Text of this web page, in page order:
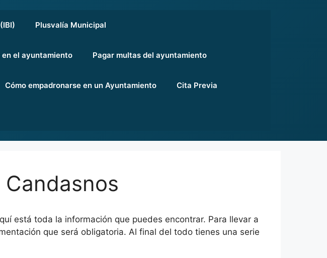
Plusvalía Municipal
el ayuntamiento Pagar multas del ayuntamiento
Cómo empadronarse en un Ayuntamiento Cita Previa
está toda la información que puedes encontrar. Para llevar a
que será obligatoria. Al final del todo tienes una serie